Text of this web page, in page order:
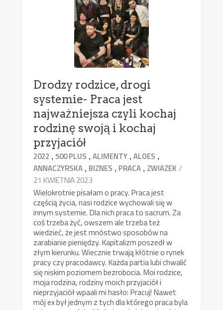
Drodzy rodzice, drogi
systemie- Praca jest
najważniejsza czyli kochaj
rodzinę swoją i kochaj
przyjaciół
2022 ,500 PLUS ,ALIMENTY ,ALOES ,
ANNACZYRSKA , BIZNES , PRACA , ZWIAZEK /
21 KWIETNIA 2023
Wielokrotnie pisałam o pracy. Praca jest
częścią życia, nasi rodzice wychowali się w
innym systemie. Dla nich praca to sacrum. Za
coś trzeba żyć, owszem ale trzeba też
wiedzieć, że jest mnóstwo sposobów na
zarabianie pieniędzy. Kapitalizm poszedł w
złym kierunku. Wiecznie trwają kłótnie o rynek
pracy czy pracodawcy. Każda partia lubi chwalić
się niskim poziomem bezrobocia. Moi rodzice,
moja rodzina, rodziny moich przyjaciół i
nieprzyjaciół wpaali mi hasło: Pracuj! Nawet
mój ex był jednym z tych dla którego praca byla